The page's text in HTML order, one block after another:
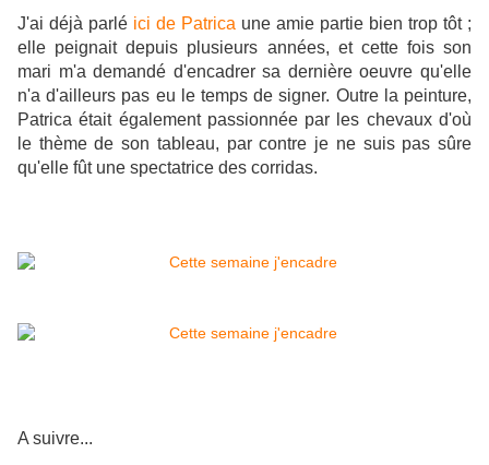
J'ai déjà parlé ici de Patrica une amie partie bien trop tôt ;
elle peignait depuis plusieurs années, et cette fois son
mari m'a demandé d'encadrer sa dernière oeuvre qu'elle
n'a d'ailleurs pas eu le temps de signer. Outre la peinture,
Patrica était également passionnée par les chevaux d'où
le thème de son tableau, par contre je ne suis pas sûre
qu'elle fût une spectatrice des corridas.
A suivre...